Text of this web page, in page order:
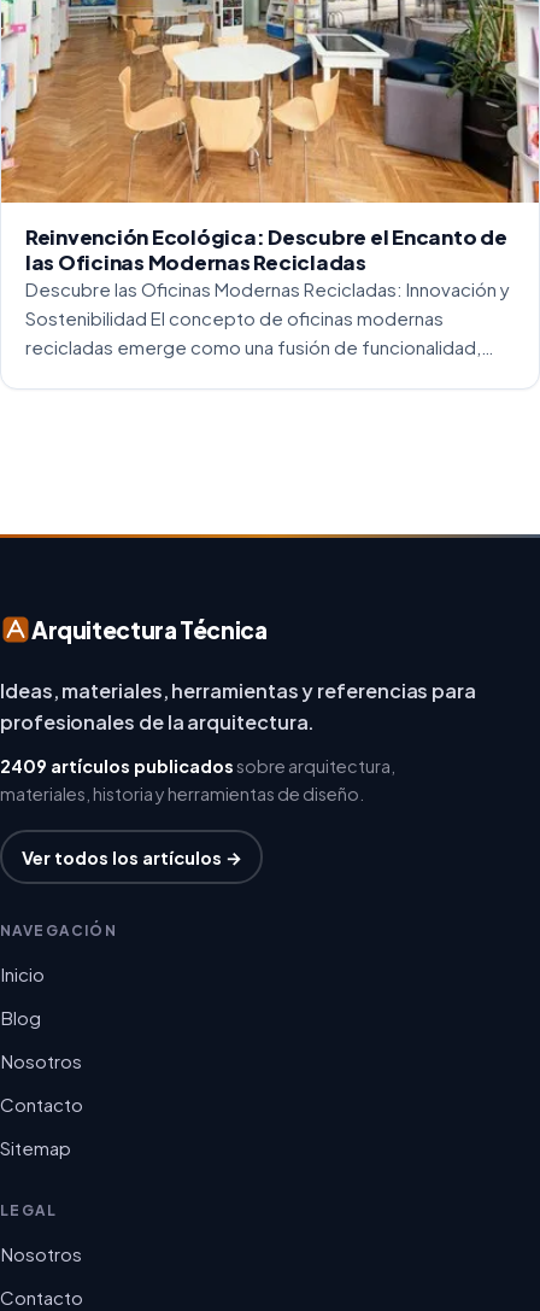
Reinvención Ecológica: Descubre el Encanto de
las Oficinas Modernas Recicladas
Descubre las Oficinas Modernas Recicladas: Innovación y
Sostenibilidad El concepto de oficinas modernas
recicladas emerge como una fusión de funcionalidad,
Arquitectura Técnica
Ideas, materiales, herramientas y referencias para
profesionales de la arquitectura.
2409 artículos publicadossobre arquitectura,
materiales, historia y herramientas de diseño.
Ver todos los artículos →
NAVEGACIÓN
Inicio
Blog
Nosotros
Contacto
Sitemap
LEGAL
Nosotros
Contacto